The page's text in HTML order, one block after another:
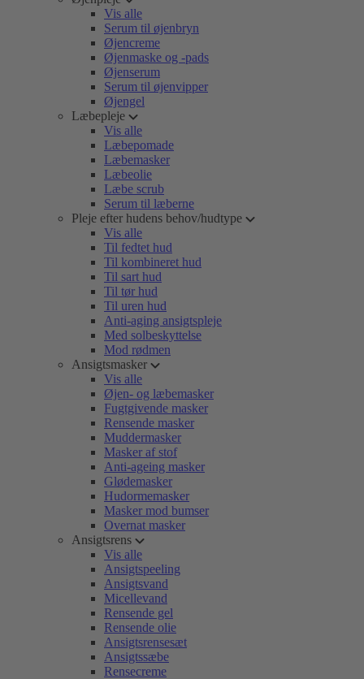
Vis alle
Serum til øjenbryn
Øjencreme
Øjenmaske og -pads
Øjenserum
Serum til øjenvipper
Øjengel
Læbepleje
Vis alle
Læbepomade
Læbemasker
Læbeolie
Læbe scrub
Serum til læberne
Pleje efter hudens behov/hudtype
Vis alle
Til fedtet hud
Til kombineret hud
Til sart hud
Til tør hud
Til uren hud
Anti-aging ansigtspleje
Med solbeskyttelse
Mod rødmen
Ansigtsmasker
Vis alle
Øjen- og læbemasker
Fugtgivende masker
Rensende masker
Muddermasker
Masker af stof
Anti-ageing masker
Glødemasker
Hudormemasker
Masker mod bumser
Overnat masker
Ansigtsrens
Vis alle
Ansigtspeeling
Ansigtsvand
Micellevand
Rensende gel
Rensende olie
Ansigtsrensesæt
Ansigtssæbe
Rensecreme